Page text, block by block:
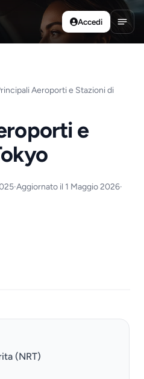
Accedi
Apri
Aeroporti e Stazioni di
e
·Aggiornato il 1 Maggio 2026·
(NRT)